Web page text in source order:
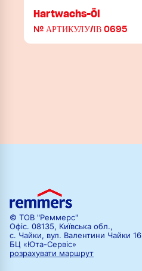
Hartwachs-Öl
№ АРТИКУЛУ/ІВ 0695
© ТОВ "Реммерс"
Офіс. 08135, Київська обл.,
с. Чайки, вул. Валентини Чайки 16
БЦ «Юта-Сервіс»
розрахувати маршрут